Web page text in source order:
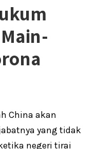
China akan
yang tidak
negeri tirai